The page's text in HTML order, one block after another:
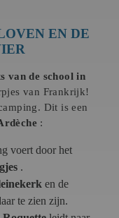
EN DE
van de school in
van Frankrijk!
Dit is een
:
voert door het
.
en de
te zien zijn.